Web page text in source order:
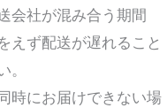
会社が混み合う期間
えず配送が遅れること
。
時にお届けできない場